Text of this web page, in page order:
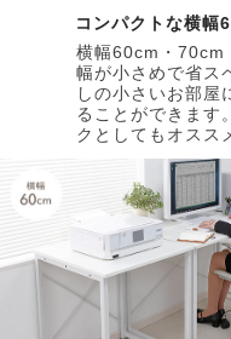
コンパクトな横
横幅60cm・70cm
幅が小さめで省ス
しの小さいお部屋
ることができます
クとしてもオスス